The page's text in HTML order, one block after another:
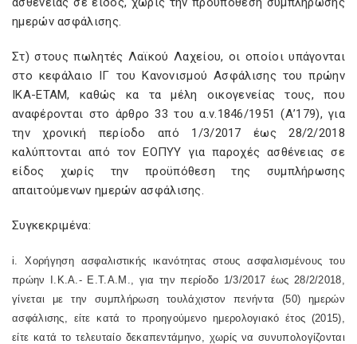
ημερών ασφάλισης.
Στ) στους πωλητές Λαϊκού Λαχείου, οι οποίοι υπάγονται
στο κεφάλαιο ΙΓ του Κανονισμού Ασφάλισης του πρώην
ΙΚΑ-ΕΤΑΜ, καθώς κα τα μέλη οικογενείας τους, που
αναφέρονται στο άρθρο 33 του α.ν.1846/1951 (Α’179), για
την χρονική περίοδο από 1/3/2017 έως 28/2/2018
καλύπτονται από τον ΕΟΠΥΥ για παροχές ασθένειας σε
είδος χωρίς την προϋπόθεση της συμπλήρωσης
απαιτούμενων ημερών ασφάλισης.
Συγκεκριμένα:
i. Χορήγηση ασφαλιστικής ικανότητας στους ασφαλισμένους του
πρώην Ι.Κ.Α.- Ε.Τ.Α.Μ., για την περίοδο 1/3/2017 έως 28/2/2018,
γίνεται με την συμπλήρωση τουλάχιστον πενήντα (50) ημερών
ασφάλισης, είτε κατά το προηγούμενο ημερολογιακό έτος (2015),
είτε κατά το τελευταίο δεκαπεντάμηνο, χωρίς να συνυπολογίζονται